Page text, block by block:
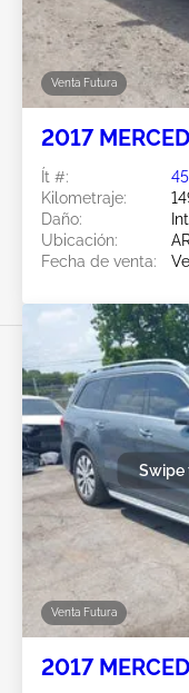
Venta Futura
2017
Ít #:
Kilometraje:
Daño:
Ubicación:
Fecha de venta:
Venta Futura
Swipe
2017